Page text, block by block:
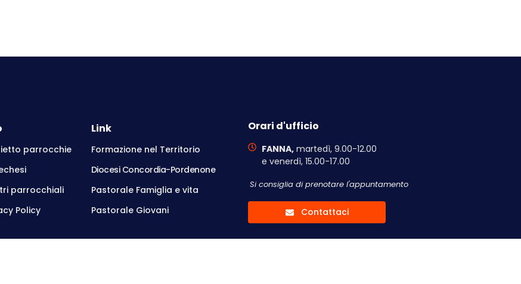
parrocchie
parrocchiali
Policy
Link
Formazione nel Territorio
Diocesi Concordia-Pordenone
Pastorale Famiglia e vita
Pastorale Giovani
Orari d'ufficio
FANNA,martedì, 9.00-12.00
e venerdì, 15.00-17.00
Si consiglia di prenotare l'appuntamento
Contattaci